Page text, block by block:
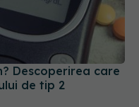
Descoperirea care
de tip 2